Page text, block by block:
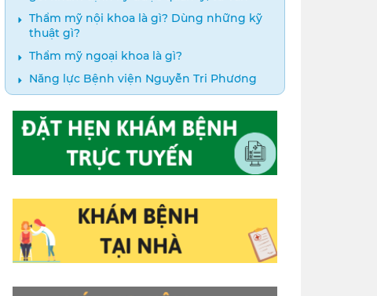
Thẩm mỹ nội khoa là gì? Dùng những kỹ
thuật gì?
Thẩm mỹ ngoại khoa là gì?
Năng lực Bệnh viện Nguyễn Tri Phương